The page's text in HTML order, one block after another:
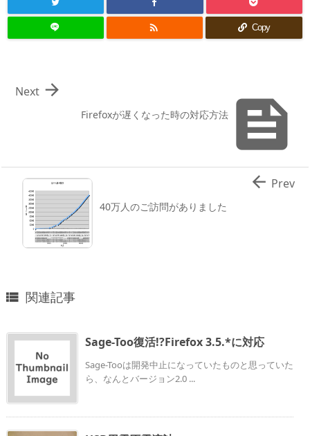
 Copy

Firefoxが遅くなった時の対応方法

Next
40万人のご訪問がありました
 Prev
 関連記事
Sage-Too復活!?Firefox 3.5.*に対応
Sage-Tooは開発中止になっていたものと思っていた
ら、なんとバージョン2.0 ...